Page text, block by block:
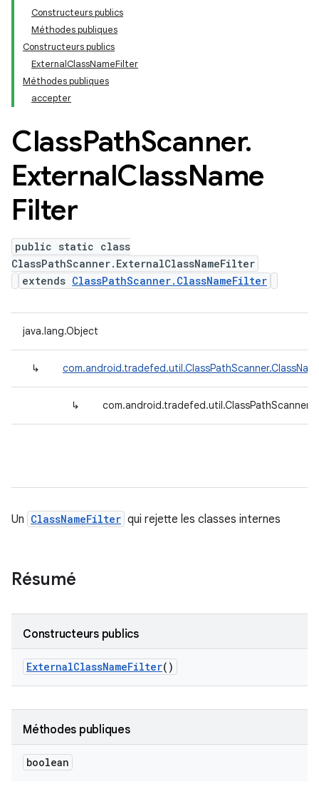
Constructeurs publics
Méthodes publiques
Constructeurs publics
ExternalClassNameFilter
Méthodes publiques
accepter
ClassPathScanner.
ExternalClassName
Filter
public static class
ClassPathScanner.ExternalClassNameFilter
extends ClassPathScanner.ClassNameFilter
java.lang.Object
↳
↳
Un ClassNameFilter qui rejette les classes internes
Résumé
Constructeurs publics
ExternalClassNameFilter()
Méthodes publiques
boolean